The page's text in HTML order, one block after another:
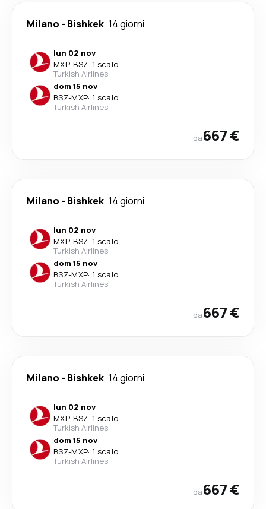
Milano - Bishkek 14 giorni
lun 02 nov
MXP-BSZ· 1 scalo
Turkish Airlines
dom 15 nov
BSZ-MXP· 1 scalo
Turkish Airlines
da667 €
Milano - Bishkek 14 giorni
lun 02 nov
MXP-BSZ· 1 scalo
Turkish Airlines
dom 15 nov
BSZ-MXP· 1 scalo
Turkish Airlines
da667 €
Milano - Bishkek 14 giorni
lun 02 nov
MXP-BSZ· 1 scalo
Turkish Airlines
dom 15 nov
BSZ-MXP· 1 scalo
Turkish Airlines
da667 €